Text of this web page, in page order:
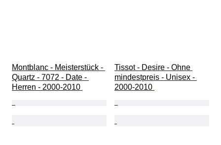
Montblanc - Meisterstück -
Quartz - 7072 - Date -
Herren - 2000-2010
Tissot - Desire - Ohne
mindestpreis - Unisex -
2000-2010